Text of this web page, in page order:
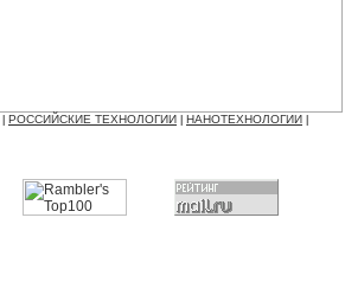
РОССИЙСКИЕ ТЕХНОЛОГИИ НАНОТЕХНОЛОГИИ